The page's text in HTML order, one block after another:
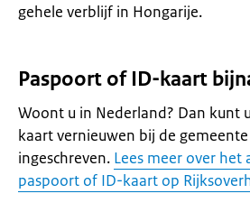
gehele verblijf in Hongarije.
Paspoort of ID-kaart
Woont u in Nederland? Dan kunt
kaart vernieuwen bij de
ingeschreven. Lees meer over het
paspoort of ID-kaart op